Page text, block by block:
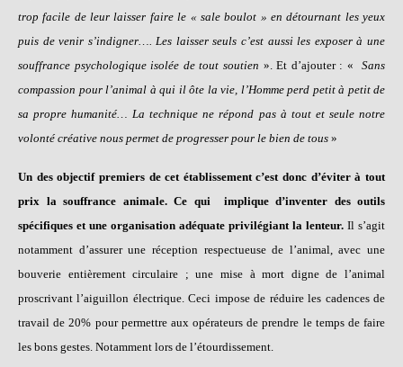
trop facile de leur laisser faire le « sale boulot » en détournant les yeux
puis de venir s’indigner…. Les laisser seuls c’est aussi les exposer à une
souffrance psychologique isolée de tout soutien ». Et d’ajouter : « Sans
compassion pour l’animal à qui il ôte la vie, l’Homme perd petit à petit de
sa propre humanité… La technique ne répond pas à tout et seule notre
volonté créative nous permet de progresser pour le bien de tous »
Un des objectif premiers de cet établissement c’est donc d’éviter à tout
prix la souffrance animale. Ce qui implique d’inventer des outils
spécifiques et une organisation adéquate privilégiant la lenteur. Il s’agit
notamment d’assurer une réception respectueuse de l’animal, avec une
bouverie entièrement circulaire ; une mise à mort digne de l’animal
proscrivant l’aiguillon électrique. Ceci impose de réduire les cadences de
travail de 20% pour permettre aux opérateurs de prendre le temps de faire
les bons gestes. Notamment lors de l’étourdissement.